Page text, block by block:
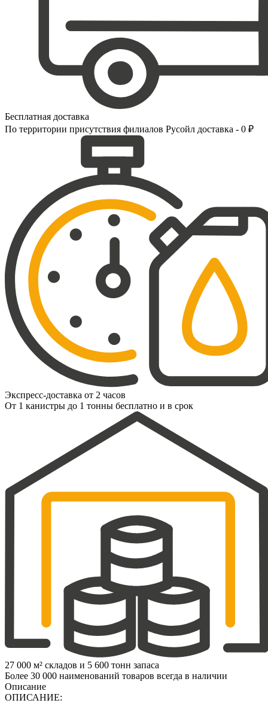
Бесплатная доставка
По территории присутствия филиалов Русойл доставка - 0 ₽
Экспресс-доставка от 2 часов
От 1 канистры до 1 тонны бесплатно и в срок
27 000 м² складов и 5 600 тонн запаса
Более 30 000 наименований товаров всегда в наличии
Описание
ОПИСАНИЕ: